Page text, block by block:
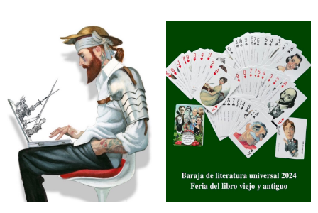
variantes.
Las
opciones
pueden
elegir